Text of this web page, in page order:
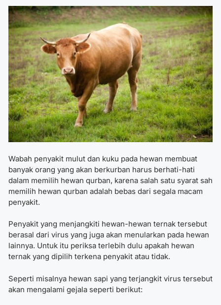
Wabah penyakit mulut dan kuku pada hewan membuat
banyak orang yang akan berkurban harus berhati-hati
dalam memilih hewan qurban, karena salah satu syarat sah
memilih hewan qurban adalah bebas dari segala macam
penyakit.
Penyakit yang menjangkiti hewan-hewan ternak tersebut
berasal dari virus yang juga akan menularkan pada hewan
lainnya. Untuk itu periksa terlebih dulu apakah hewan
ternak yang dipilih terkena penyakit atau tidak.
Seperti misalnya hewan sapi yang terjangkit virus tersebut
akan mengalami gejala seperti berikut: